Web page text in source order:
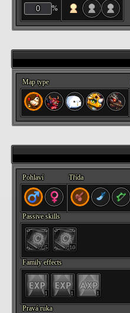
%
Map type
Pohlaví Třída
Passive skills
5 10
Family effects
1 1 1
Pravá ruka